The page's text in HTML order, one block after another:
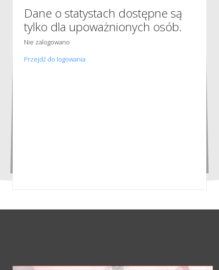
Dane o statystach dostępne są
tylko dla upoważnionych osób.
Nie zalogowano
Przejdź do logowania